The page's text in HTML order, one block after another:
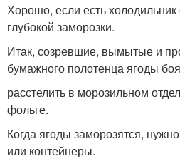
Хорошо, если есть
глубокой заморозки.
Итак, созревшие, вымытые и
бумажного полотенца ягоды
расстелить в морозильном
фольге.
Когда ягоды заморозятся,
или контейнеры.